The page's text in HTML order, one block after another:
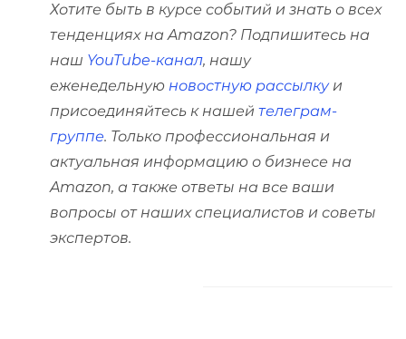
Хотите быть в курсе событий и знать о всех
тенденциях на Amazon? Подпишитесь на
наш YouTube-канал, нашу
еженедельную новостную рассылкуи
присоединяйтесь к нашей телеграм-
группе. Только профессиональная и
актуальная информацию о бизнесе на
Amazon, а также ответы на все ваши
вопросы от наших специалистов и советы
экспертов.